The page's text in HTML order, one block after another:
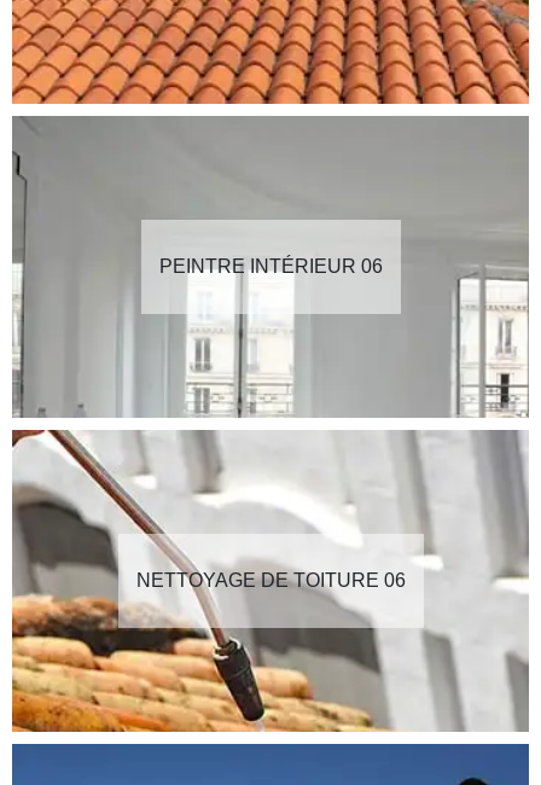
PEINTRE INTÉRIEUR 06
NETTOYAGE DE TOITURE 06